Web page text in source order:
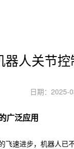
器人关节
日期：2025-
广泛应用
飞速进步，机器人已